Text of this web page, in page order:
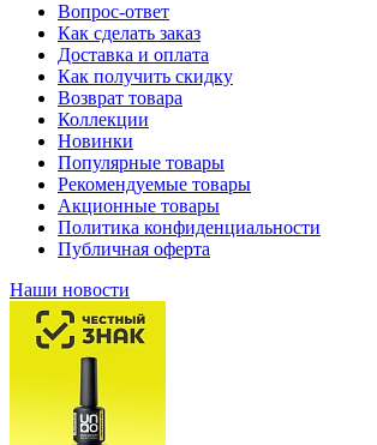
Вопрос-ответ
Как сделать заказ
Доставка и оплата
Как получить скидку
Возврат товара
Коллекции
Новинки
Популярные товары
Рекомендуемые товары
Акционные товары
Политика конфиденциальности
Публичная оферта
Наши новости